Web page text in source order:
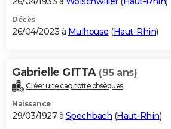
Décès
26/04/2023 à Mulhouse (Haut-Rhin)
Gabrielle GITTA (95 ans)
Créer une cagnotte obsèques
Naissance
29/03/1927 à Spechbach (Haut-Rhin)